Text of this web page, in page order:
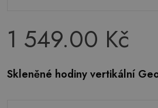
1 549.00 Kč
Skleněné hodiny vertikální